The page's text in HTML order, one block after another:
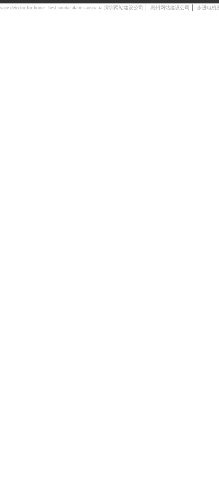
vape detector for home best smoke alarms australia 深圳网站建设公司 | 惠州网站建设公司 | 步进电机